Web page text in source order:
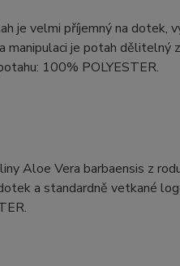
je velmi příjemný na dotek,
manipulaci je potah
100% POLYESTER.
Aloe Vera barbaensis z
a standardně vetkané